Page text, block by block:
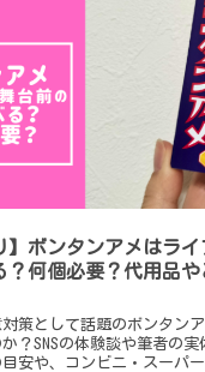
】ボンタンアメはラ
？何個必要？代用品
策として話題のボンタン
？SNSの体験談や筆者の
安や、コンビニ・スーパ